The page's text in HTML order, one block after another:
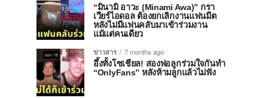
“มินามิ อาวะ (Minami Awa)” กรา
เวียร์ไอดอล ต้องยกเลิกงานแฟนมีต
หลังไม่มีแฟนคลับมาเข้าร่วมงาน
แม้แต่คนเดียว
ข่าวสาร
7 months ago
อึ้งทั้งโซเชียล! สองพ่อลูกร่วมใจกันทำ
“OnlyFans” หลังห้ามลูกแล้วไม่ฟัง